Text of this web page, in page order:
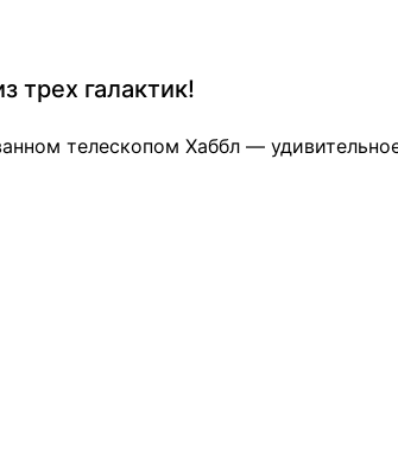
трех галактик!
телескопом Хаббл —